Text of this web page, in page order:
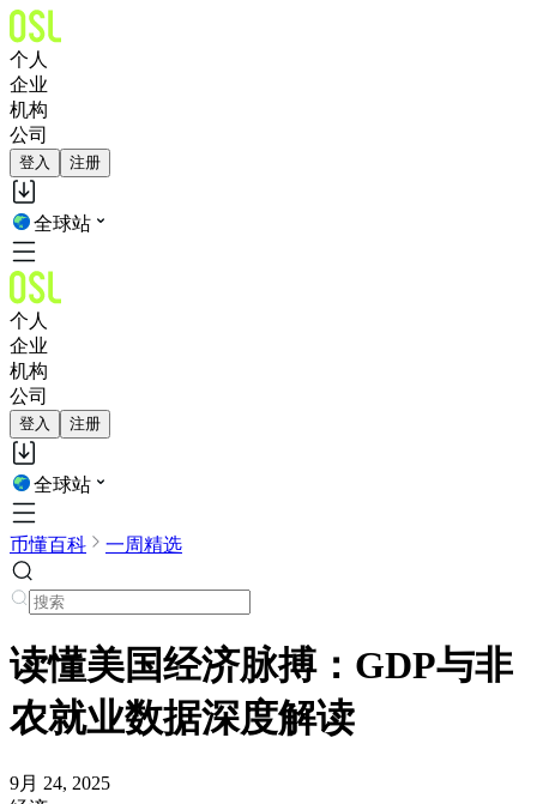
个人
企业
机构
公司
登入 注册
全球站
个人
企业
机构
公司
登入 注册
全球站
币懂百科 一周精选
读懂美国经济脉搏：GDP与非
农就业数据深度解读
9月 24, 2025